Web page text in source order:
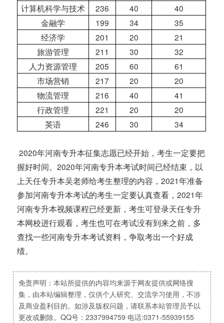
计算机科学与技术
236 40
40
金融学
199 34
35
经济学
201 20
21
旅游管理
211 30
32
人力资源管理
205 60
61
市场营销
217 20
20
物流管理
216 40
41
行政管理
221 20
20
英语
246 30 34
2020年河南专升本征集志愿已经开始，考生一定要把
握好时间。2020年河南专升本考试时间已经结束，以
上天任专升本吴老师给考生整理的内容，2021年准备
参加河南专升本考试的考生一定要认真查看，2021年
河南专升本视频课程已经更新，考生可登录天任专升
本网校进行观看，考生也可在考试没有到来之前，多
查找一些河南专升本考试资料，争取考出一个好成
绩。
免责声明：本站所提供的内容均来源于网友提供或网络搜
集，由本站编辑整理，仅供个人研究、交流学习使用，不涉
及商业盈利目的。如涉及版权问题，请联系本站管理员予以
更改或删除。QQ号：2337994759 电话:0371-55939155